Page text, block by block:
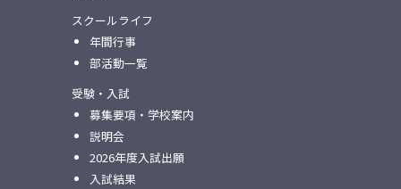
スクールライフ
年間行事
部活動一覧
受験・入試
募集要項・学校案内
説明会
2026年度入試出願
入試結果